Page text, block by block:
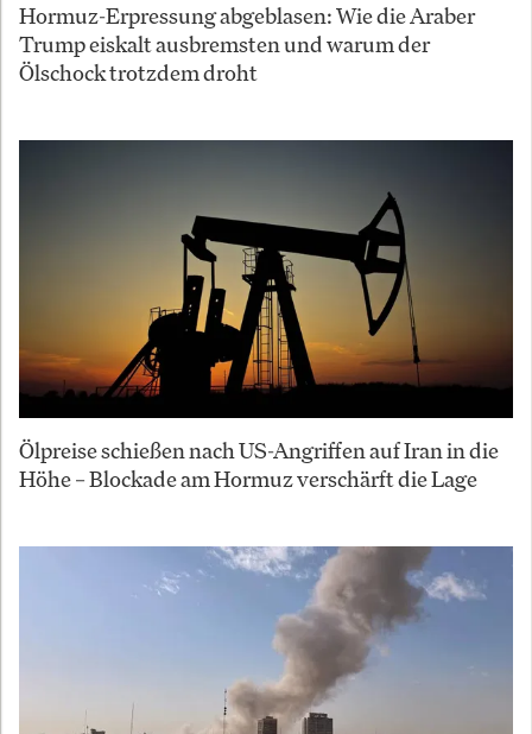
Hormuz-Erpressung abgeblasen: Wie die Araber
Trump eiskalt ausbremsten und warum der
Ölschock trotzdem droht
Ölpreise schießen nach US-Angriffen auf Iran in die
Höhe – Blockade am Hormuz verschärft die Lage